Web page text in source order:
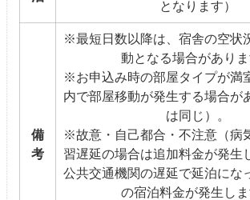
となります）
備
考
※最短日数以降は、宿舎の空状
動となる場合がありま
※お申込み時の部屋タイプが満
内で部屋移動が発生する場合が
は同じ）。
※故意・自己都合・不注意（病
習遅延の場合は追加料金が発生
公共交通機関の遅延で延泊にな
の宿泊料金が発生しま